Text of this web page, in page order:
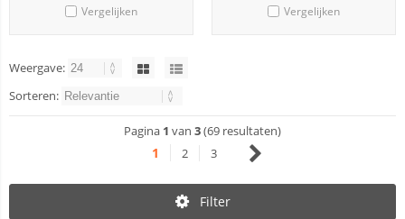
Vergelijken Vergelijken
Weergave:
Sorteren:
Pagina 1 van 3(69 resultaten)
1 2 3
Filter